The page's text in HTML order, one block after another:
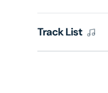
話
1991
話
Track List